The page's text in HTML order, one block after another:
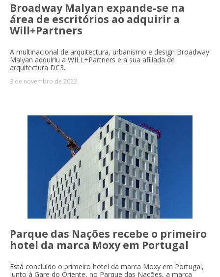
Broadway Malyan expande-se na
área de escritórios ao adquirir a
Will+Partners
A multinacional de arquitectura, urbanismo e design Broadway
Malyan adquiriu a WILL+Partners e a sua afiliada de
arquitectura DC3.
3 de novembro de 2022
Parque das Nações recebe o primeiro
hotel da marca Moxy em Portugal
Está concluído o primeiro hotel da marca Moxy em Portugal,
Junto à Gare do Oriente, no Parque das Nações, a marca